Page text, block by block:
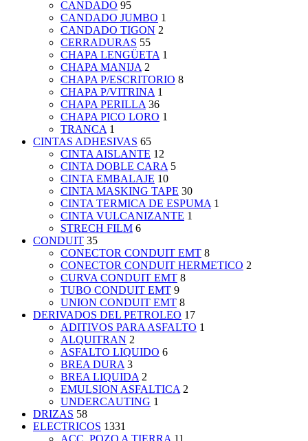
CANDADO 95
CANDADO JUMBO 1
CANDADO TIGON 2
CERRADURAS 55
CHAPA LENGÜETA 1
CHAPA MANIJA 2
CHAPA P/ESCRITORIO 8
CHAPA P/VITRINA 1
CHAPA PERILLA 36
CHAPA PICO LORO 1
TRANCA 1
CINTAS ADHESIVAS 65
CINTA AISLANTE 12
CINTA DOBLE CARA 5
CINTA EMBALAJE 10
CINTA MASKING TAPE 30
CINTA TERMICA DE ESPUMA 1
CINTA VULCANIZANTE 1
STRECH FILM 6
CONDUIT 35
CONECTOR CONDUIT EMT 8
CONECTOR CONDUIT HERMETICO 2
CURVA CONDUIT EMT 8
TUBO CONDUIT EMT 9
UNION CONDUIT EMT 8
DERIVADOS DEL PETROLEO 17
ADITIVOS PARA ASFALTO 1
ALQUITRAN 2
ASFALTO LIQUIDO 6
BREA DURA 3
BREA LIQUIDA 2
EMULSION ASFALTICA 2
UNDERCAUTING 1
DRIZAS 58
ELECTRICOS 1331
ACC. POZO A TIERRA 11